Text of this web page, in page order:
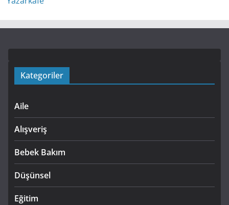
Kategoriler
Aile
Alışveriş
Bebek Bakım
Düşünsel
Eğitim